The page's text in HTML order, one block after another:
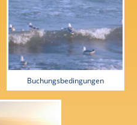
Buchungsbedingungen